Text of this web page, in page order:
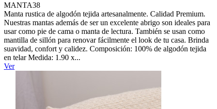
MANTA38
Manta rustica de algodón tejida artesanalmente. Calidad Premium.
Nuestras mantas además de ser un excelente abrigo son ideales para
usar como pie de cama o manta de lectura. También se usan como
mantilla de sillón para renovar fácilmente el look de tu casa. Brinda
suavidad, confort y calidez. Composición: 100% de algodón tejida
en telar Medida: 1.90 x...
Ver